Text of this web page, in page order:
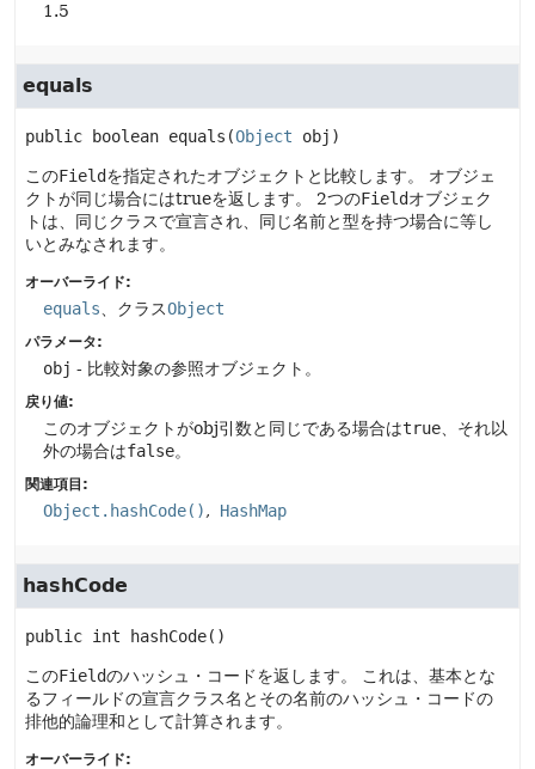
1.5
equals
public boolean equals (Object obj)
このFieldを指定されたオブジェクトと比較します。
オブジェ
クトが同じ場合にはtrueを返します。
2つのFieldオブジェク
トは、同じクラスで宣言され、同じ名前と型を持つ場合に等し
いとみなされます。
オーバーライド:
equals 、クラスObject
パラメータ:
obj - 比較対象の参照オブジェクト。
戻り値:
このオブジェクトがobj引数と同じである場合はtrue 、それ以
外の場合はfalse。
関連項目:
Object.hashCode() HashMap
hashCode
public int hashCode()
このFieldのハッシュ・コードを返します。
これは、基本とな
るフィールドの宣言クラス名とその名前のハッシュ・コードの
排他的論理和として計算されます。
オーバーライド: